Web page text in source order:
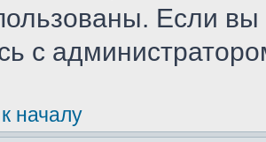
Если
с
началу